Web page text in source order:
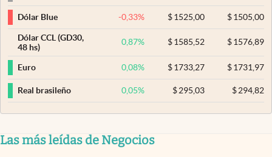
Dólar Blue -0,33% $ 1525,00 $1505,00
Dólar CCL (GD30,
48 hs)
0,87% $ 1585,52 $1576,89
Euro 0,08% $ 1733,27 $1731,97
Real brasileño 0,05% $ 295,03 $294,82
Las más leídas de Negocios